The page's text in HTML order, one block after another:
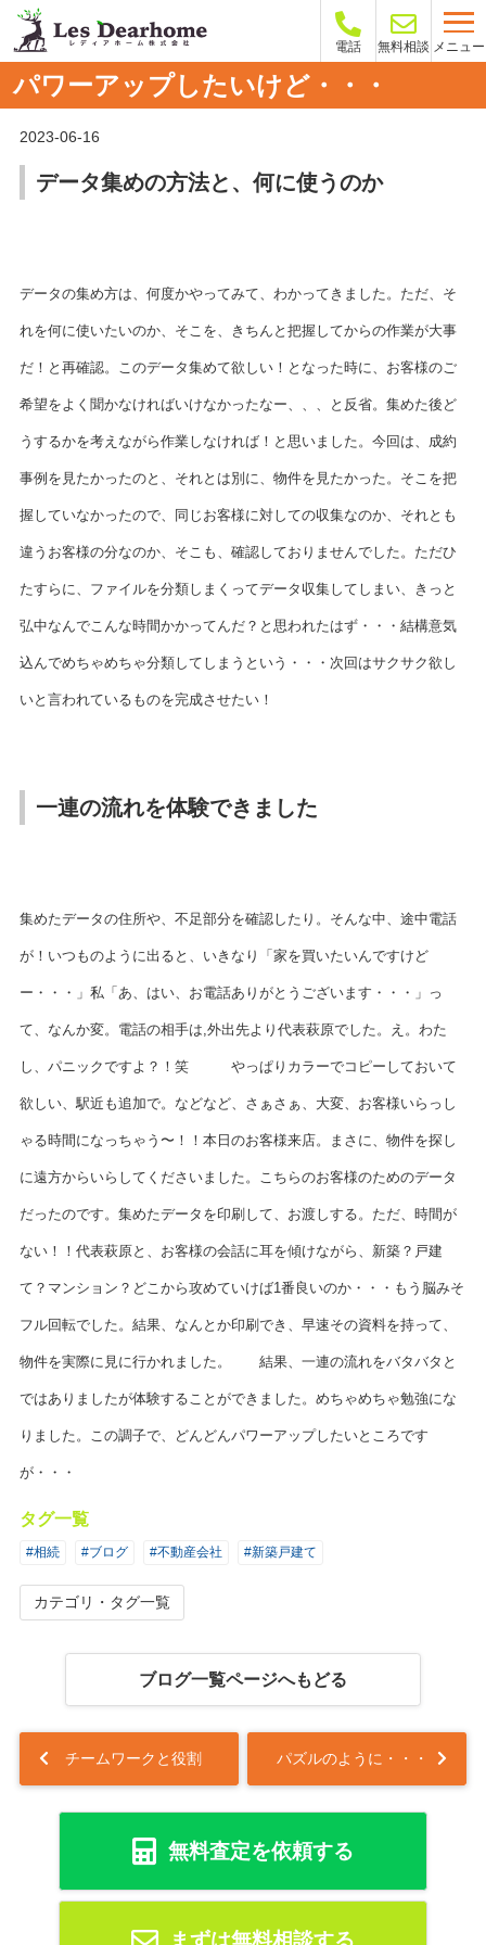
電話 無料相談 メニュー
パワーアップしたいけど・・・
2023-06-16
データ集めの方法と、何に使うのか
データの集め方は、何度かやってみて、わかってきました。ただ、そ
れを何に使いたいのか、そこを、きちんと把握してからの作業が大事
だ！と再確認。このデータ集めて欲しい！となった時に、お客様のご
希望をよく聞かなければいけなかったなー、、、と反省。集めた後ど
うするかを考えながら作業しなければ！と思いました。今回は、成約
事例を見たかったのと、それとは別に、物件を見たかった。そこを把
握していなかったので、同じお客様に対しての収集なのか、それとも
違うお客様の分なのか、そこも、確認しておりませんでした。ただひ
たすらに、ファイルを分類しまくってデータ収集してしまい、きっと
弘中なんでこんな時間かかってんだ？と思われたはず・・・結構意気
込んでめちゃめちゃ分類してしまうという・・・次回はサクサク欲し
いと言われているものを完成させたい！
一連の流れを体験できました
集めたデータの住所や、不足部分を確認したり。そんな中、途中電話
が！いつものように出ると、いきなり「家を買いたいんですけど
ー・・・」私「あ、はい、お電話ありがとうございます・・・」っ
て、なんか変。電話の相手は,外出先より代表萩原でした。え。わた
し、パニックですよ？！笑 やっぱりカラーでコピーしておいて
欲しい、駅近も追加で。などなど、さぁさぁ、大変、お客様いらっし
ゃる時間になっちゃう〜！！本日のお客様来店。まさに、物件を探し
に遠方からいらしてくださいました。こちらのお客様のためのデータ
だったのです。集めたデータを印刷して、お渡しする。ただ、時間が
ない！！代表萩原と、お客様の会話に耳を傾けながら、新築？戸建
て？マンション？どこから攻めていけば1番良いのか・・・もう脳みそ
フル回転でした。結果、なんとか印刷でき、早速その資料を持って、
物件を実際に見に行かれました。 結果、一連の流れをバタバタと
ではありましたが体験することができました。めちゃめちゃ勉強にな
りました。この調子で、どんどんパワーアップしたいところです
が・・・
タグ一覧
#相続 #ブログ #不動産会社 #新築戸建て
カテゴリ・タグ一覧
ブログ一覧ページへもどる
チームワークと役割 パズルのように・・・
無料査定を依頼する
まずは無料相談する